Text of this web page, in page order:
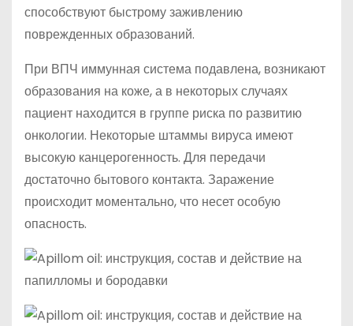
способствуют быстрому заживлению
поврежденных образований.
При ВПЧ иммунная система подавлена, возникают
образования на коже, а в некоторых случаях
пациент находится в группе риска по развитию
онкологии. Некоторые штаммы вируса имеют
высокую канцерогенность. Для передачи
достаточно бытового контакта. Заражение
происходит моментально, что несет особую
опасность.